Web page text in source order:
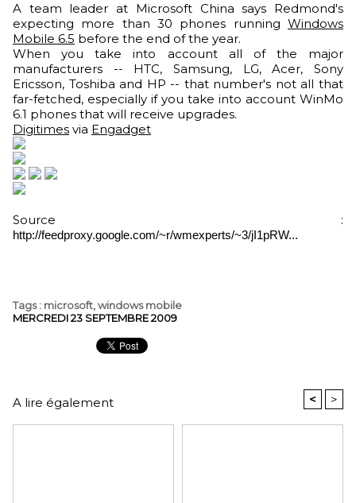
A team leader at Microsoft China says Redmond's
expecting more than 30 phones running Windows
Mobile 6.5 before the end of the year.
When you take into account all of the major
manufacturers -- HTC, Samsung, LG, Acer, Sony
Ericsson, Toshiba and HP -- that number's not all that
far-fetched, especially if you take into account WinMo
6.1 phones that will receive upgrades.
Digitimes via Engadget
Source :
http://feedproxy.google.com/~r/wmexperts/~3/jI1pRW...
Tags: microsoft,windows mobile
MERCREDI 23 SEPTEMBRE 2009
A lire également < >